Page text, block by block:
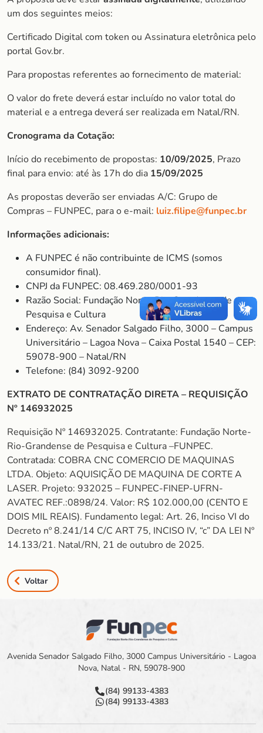
um dos seguintes meios:
Certificado Digital com token ou Assinatura eletrônica pelo
portal Gov.br.
Para propostas referentes ao fornecimento de material:
O valor do frete deverá estar incluído no valor total do
material e a entrega deverá ser realizada em Natal/RN.
Cronograma da Cotação:
Início do recebimento de propostas: 10/09/2025, Prazo
final para envio: até às 17h do dia 15/09/2025
As propostas deverão ser enviadas A/C: Grupo de
Compras – FUNPEC, para o e-mail: luiz.filipe@funpec.br
Informações adicionais:
A FUNPEC é não contribuinte de ICMS (somos
consumidor final).
CNPJ da FUNPEC: 08.469.280/0001-93
Razão Social: Fundação Norte-Rio-Grandense de
Pesquisa e Cultura
Endereço: Av. Senador Salgado Filho, 3000 – Campus
Universitário – Lagoa Nova – Caixa Postal 1540 – CEP:
59078-900 – Natal/RN
Telefone: (84) 3092-9200
EXTRATO DE CONTRATAÇÃO DIRETA – REQUISIÇÃO
Nº 146932025
Requisição Nº 146932025. Contratante: Fundação Norte-
Rio-Grandense de Pesquisa e Cultura –FUNPEC.
Contratada: COBRA CNC COMERCIO DE MAQUINAS
LTDA. Objeto: AQUISIÇÃO DE MAQUINA DE CORTE A
LASER. Projeto: 932025 – FUNPEC-FINEP-UFRN-
AVATEC REF.:0898/24. Valor: R$ 102.000,00 (CENTO E
DOIS MIL REAIS). Fundamento legal: Art. 26, Inciso VI do
Decreto nº 8.241/14 C/C ART 75, INCISO IV, “c” DA LEI Nº
14.133/21. Natal/RN, 21 de outubro de 2025.
Voltar
Avenida Senador Salgado Filho, 3000 Campus Universitário - Lagoa
Nova, Natal - RN, 59078-900
(84) 99133-4383
(84) 99133-4383